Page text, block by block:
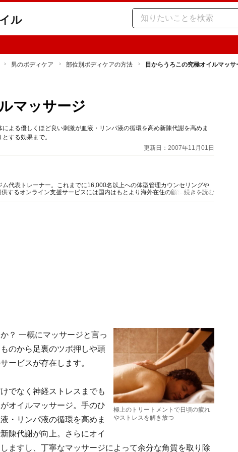
ル
男のボディケア 部位別ボディケアの方法 目からうろこの究極オイルマッサ
マッサージ
よる優しくほど良い刺激が血液・リンパ液の循環を高め新陳代謝を高めま
する効果まで。
更新日：2007年11月01日
代表トレーナー。これまでに16,000名以上への体型管理カウンセリングや
するオンライン支援サービスには国内はもとより海外在住の顧客も多数。そ
ィアの監修・モデル等幅広く活動中。
...続きを読む
極上のトリートメントで日頃の疲れ
やストレスを解き放つ
？ 一概にマッサージと言っ
のから足裏のツボ押しや頭
ービスが存在します。
でなく神経ストレスまでも
オイルマッサージ。手のひ
・リンパ液の循環を高めま
陳代謝が向上。さらにオイ
ますし、丁寧なマッサージによって余分な角質を取り除